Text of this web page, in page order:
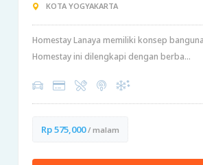
KOTA YOGYAKARTA
Homestay Lanaya memiliki konsep
Homestay ini dilengkapi dengan berba...
Rp 575,000/ malam